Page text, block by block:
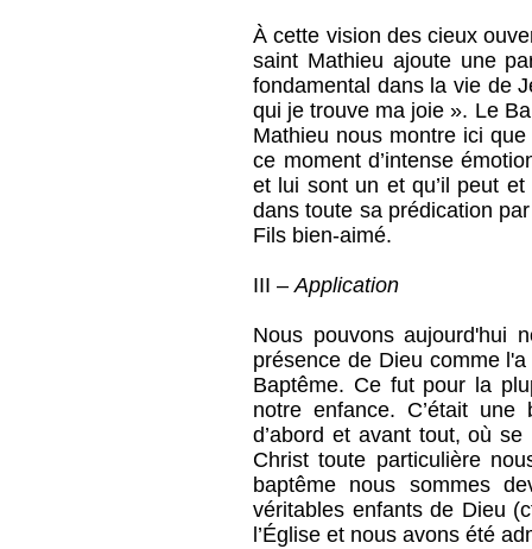
À cette vision des cieux
saint Mathieu ajoute une
fondamental dans la vie de
qui je trouve ma joie ». Le
Mathieu nous montre ici
ce moment d’intense
et lui sont un et qu’il peut
dans toute sa prédication
Fils bien-aimé.
III –Application
Nous pouvons aujourd'hui
présence de Dieu comme
Baptême. Ce fut pour la
notre enfance. C’était
d’abord et avant tout, où
Christ toute particulière
baptême nous sommes
véritables enfants de Dieu
l’Église et nous avons été